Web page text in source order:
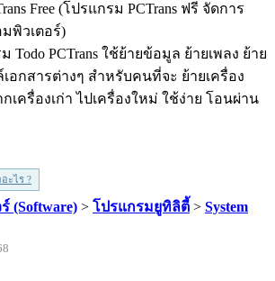
Todo PCTrans ใช้ย้ายข้อมูล ย้ายเพลง ย้าย
อกสารต่างๆ สำหรับคนที่จะ ย้ายเครื่อง
เครื่องเก่า ไปเครื่องใหม่ ใช้ง่าย โอนผ่าน
อะไร ?
(Software) > โปรแกรมยูทิลิตี้ > System